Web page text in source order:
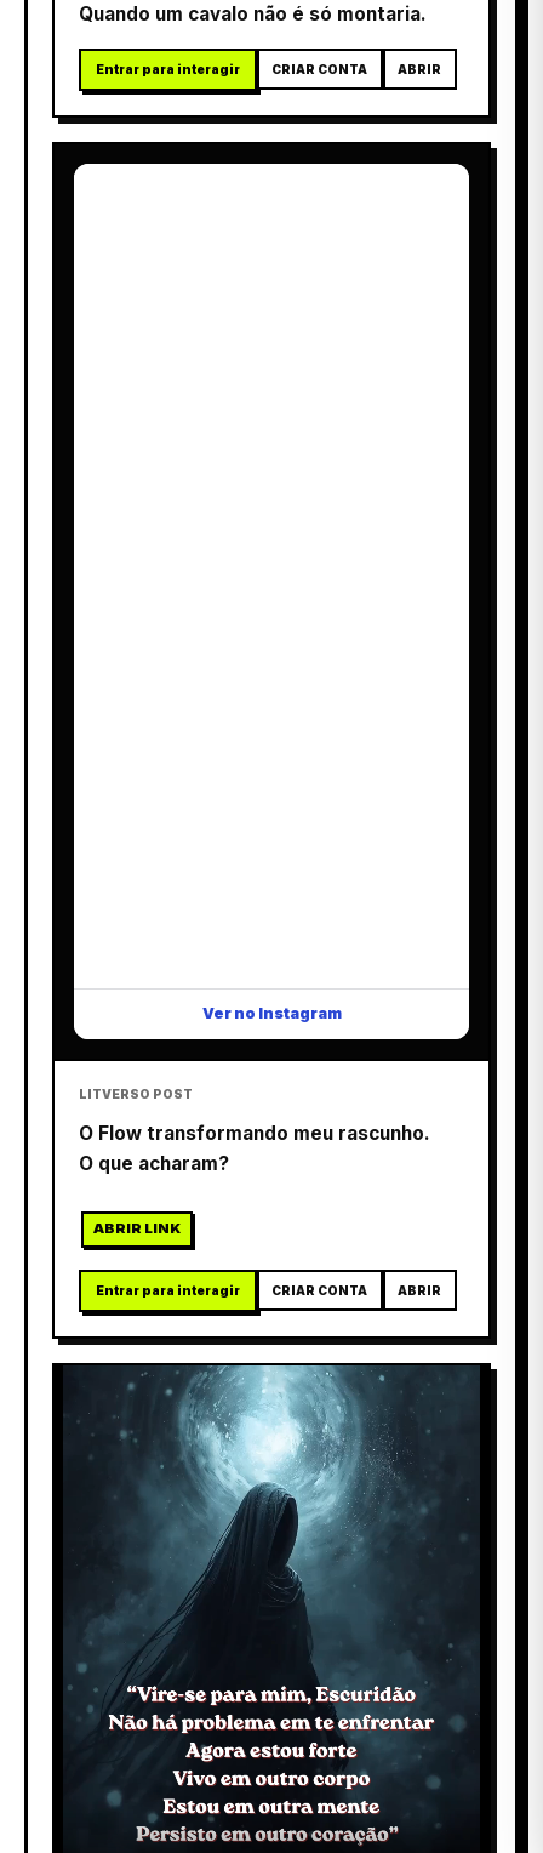
Quando um cavalo não é só montaria.
Entrar para interagir CRIAR CONTA ABRIR
Ver no Instagram
LITVERSO POST
O Flow transformando meu rascunho.
O que acharam?
ABRIR LINK
Entrar para interagir CRIAR CONTA ABRIR